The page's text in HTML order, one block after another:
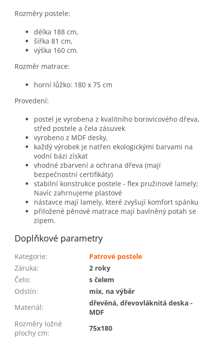
Rozměry postele:
délka 188 cm,
šířka 81 cm,
výška 160 cm.
Rozměr matrace:
horní lůžko: 180 x 75 cm
Provedení:
postel je vyrobena z kvalitního borovicového dřeva,
střed postele a čela zásuvek
vyrobeno z MDF desky,
každý výrobek je natřen ekologickými barvami na
vodní bázi získat
vhodné zbarvení a ochrana dřeva (mají
bezpečnostní certifikáty)
stabilní konstrukce postele - flex pružinové lamely;
Navíc zahrnujeme plastové
nástavce mají lamely, které zvyšují komfort spánku
přiložené pěnové matrace mají bavlněný potah se
zipem.
Doplňkové parametry
Kategorie:
Patrové postele
Záruka:
2 roky
Čelo:
s čelem
Odstín:
mix, na výběr
Materiál:
dřevěná, dřevovláknitá deska -
MDF
Rozměry ložné
plochy cm:
75x180